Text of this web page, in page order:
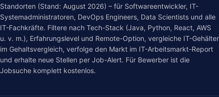
Standorten (Stand: August 2026) – für Softwareentwickler, IT-
Systemadministratoren, DevOps Engineers, Data Scientists und alle
IT-Fachkräfte. Filtere nach Tech-Stack (Java, Python, React, AWS
u. v. m.), Erfahrungslevel und Remote-Option, vergleiche IT-Gehälter
im Gehaltsvergleich, verfolge den Markt im IT-Arbeitsmarkt-Report
und erhalte neue Stellen per Job-Alert. Für Bewerber ist die
Jobsuche komplett kostenlos.